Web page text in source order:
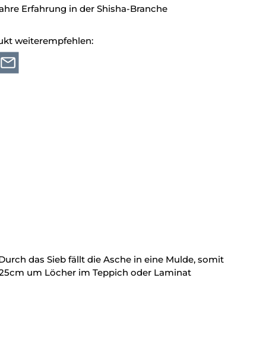
Erfahrung in der Shisha-Branche
weiterempfehlen:
das Sieb fällt die Asche in eine Mulde, somit
um Löcher im Teppich oder Laminat